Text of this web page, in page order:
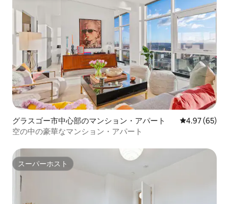
グラスゴー市中心部のマンション・アパート レビュー65
4.97 (65)
空の中の豪華なマンション・アパート
スーパーホスト
スーパーホスト